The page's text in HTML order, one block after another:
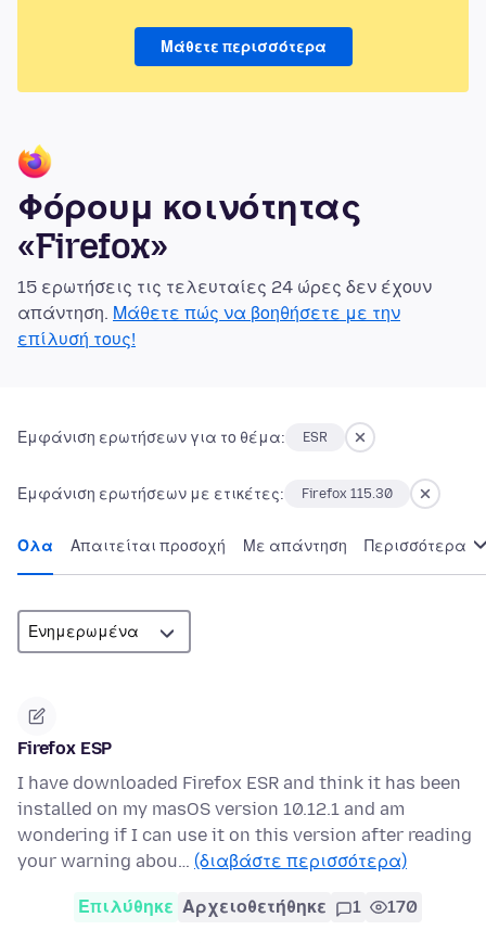
Μάθετε περισσότερα
Φόρουμ κοινότητας
«Firefox»
15 ερωτήσεις τις τελευταίες 24 ώρες δεν έχουν
απάντηση. Μάθετε πώς να βοηθήσετε με την
επίλυσή τους!
Εμφάνιση ερωτήσεων για το θέμα: ESR
Εμφάνιση ερωτήσεων με ετικέτες: Firefox 115.30
Όλα Απαιτείται προσοχή Με απάντηση Περισσότερα
Firefox ESP
I have downloaded Firefox ESR and think it has been
installed on my masOS version 10.12.1 and am
wondering if I can use it on this version after reading
your warning abou… (διαβάστε περισσότερα)
Επιλύθηκε Αρχειοθετήθηκε 1 170